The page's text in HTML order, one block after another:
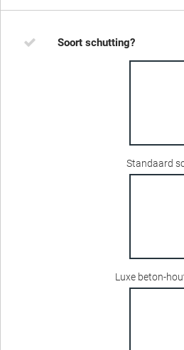
Soort schutting?
Standaard
Luxe beton-